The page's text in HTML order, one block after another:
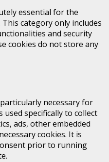
essential for the
category only includes
and security
cookies do not store any
necessary for
specifically to collect
ads, other embedded
cookies. It is
prior to running